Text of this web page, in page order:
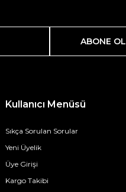
ABONE OL
Kullanıcı Menüsü
Sıkça Sorulan Sorular
Yeni Üyelik
Üye Girişi
Kargo Takibi